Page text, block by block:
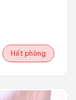
Hết phòng